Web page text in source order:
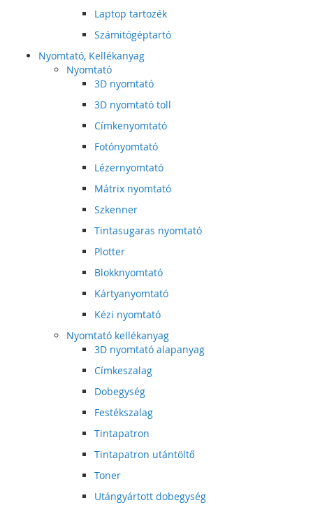
Laptop tartozék
Számitógéptartó
Nyomtató, Kellékanyag
Nyomtató
3D nyomtató
3D nyomtató toll
Címkenyomtató
Fotónyomtató
Lézernyomtató
Mátrix nyomtató
Szkenner
Tintasugaras nyomtató
Plotter
Blokknyomtató
Kártyanyomtató
Kézi nyomtató
Nyomtató kellékanyag
3D nyomtató alapanyag
Címkeszalag
Dobegység
Festékszalag
Tintapatron
Tintapatron utántöltő
Toner
Utángyártott dobegység